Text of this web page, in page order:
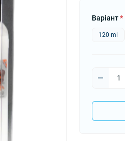
Варіант*
120 ml